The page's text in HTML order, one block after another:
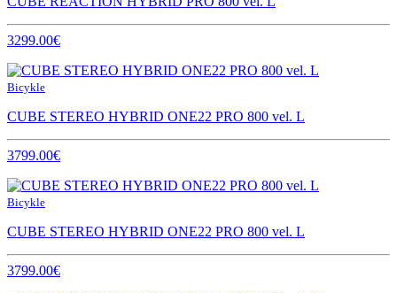
3299.00€
Bicykle
CUBE STEREO HYBRID ONE22 PRO 800 vel. L
3799.00€
Bicykle
CUBE STEREO HYBRID ONE22 PRO 800 vel. L
3799.00€